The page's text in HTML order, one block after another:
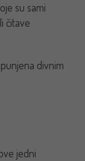
su sami
čitave
divnim
jedni